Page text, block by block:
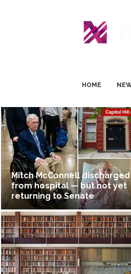
HOME
Mitch McConnell discharged
from hospital — but not yet
returning to Senate